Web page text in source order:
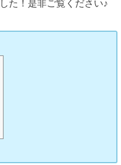
た！是非ご覧ください♪